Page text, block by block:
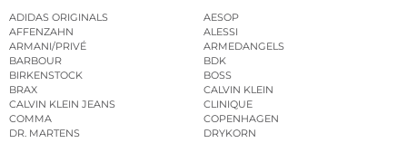
ADIDAS ORIGINALS
AESOP
AFFENZAHN
ALESSI
ARMANI/PRIVÉ
ARMEDANGELS
BARBOUR
BDK
BIRKENSTOCK
BOSS
BRAX
CALVIN KLEIN
CALVIN KLEIN JEANS
CLINIQUE
COMMA
COPENHAGEN
DR. MARTENS
DRYKORN